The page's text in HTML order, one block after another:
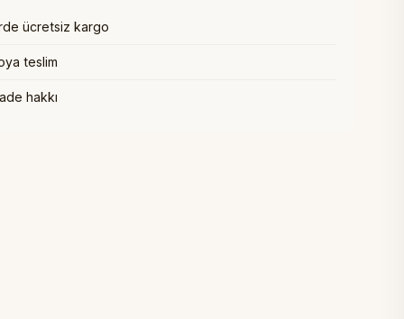
ücretsiz kargo
teslim
hakkı